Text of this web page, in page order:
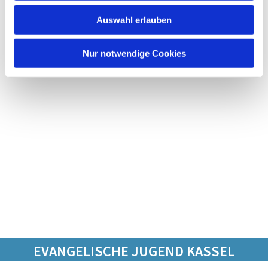
Auswahl erlauben
Nur notwendige Cookies
EVANGELISCHE JUGEND KASSEL